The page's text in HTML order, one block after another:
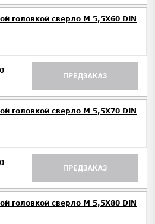
головкой сверло М 5,5Х60 DIN
ПРЕДЗАКАЗ
головкой сверло М 5,5Х70 DIN
ПРЕДЗАКАЗ
головкой сверло М 5,5Х80 DIN